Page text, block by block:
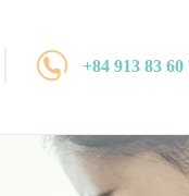
+84 913 83 60